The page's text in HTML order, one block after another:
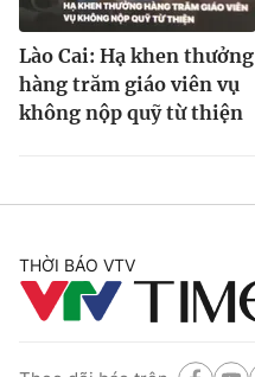
Lào Cai: Hạ khen thưởng
hàng trăm giáo viên vụ
không nộp quỹ từ thiện
THỜI BÁO VTV